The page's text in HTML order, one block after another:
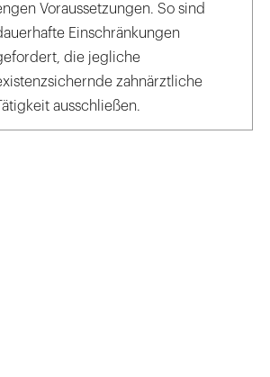
Voraussetzungen. So sind
Einschränkungen
die jegliche
zahnärztliche
Tätigkeit ausschließen.